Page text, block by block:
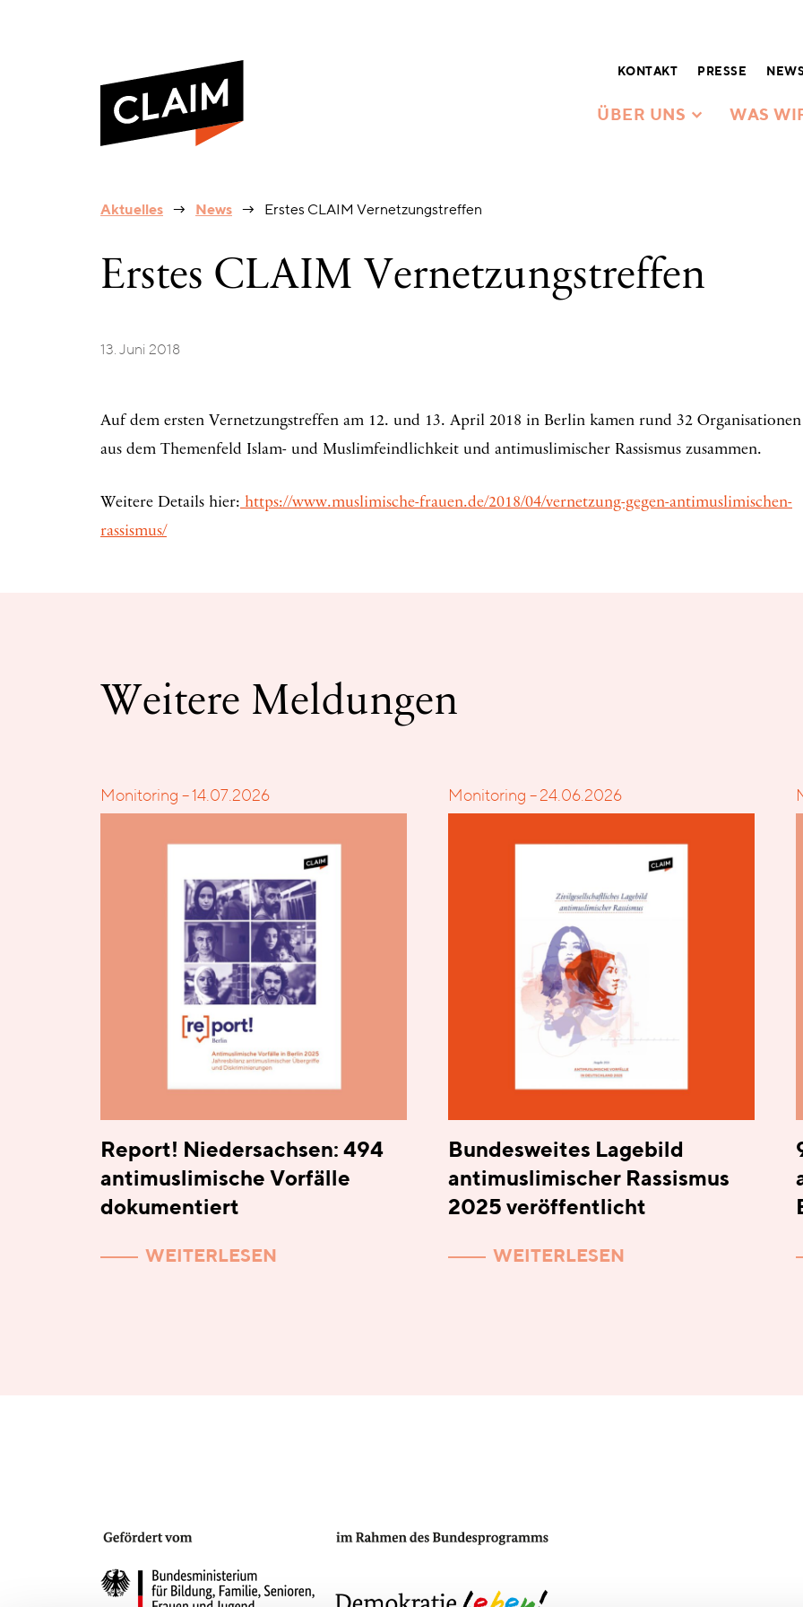
KONTAKT PRESSE
ÜBER UNS WAS
Aktuelles News Erstes CLAIM Vernetzungstreffen
Erstes CLAIM Vernetzungstreffen
13. Juni 2018
Auf dem ersten Vernetzungstreffen am 12. und 13. April 2018 in Berlin kamen rund 32 Organisationen
aus dem Themenfeld Islam- und Muslimfeindlichkeit und antimuslimischer Rassismus zusammen.
Weitere Details hier: https://www.muslimische-frauen.de/2018/04/vernetzung-gegen-antimuslimischen-
rassismus/
Weitere Meldungen
Monitoring – 14.07.2026
Report! Niedersachsen: 494
antimuslimische Vorfälle
dokumentiert
WEITERLESEN
Monitoring – 24.06.2026
Bundesweites Lagebild
antimuslimischer Rassismus
2025 veröffentlicht
WEITERLESEN